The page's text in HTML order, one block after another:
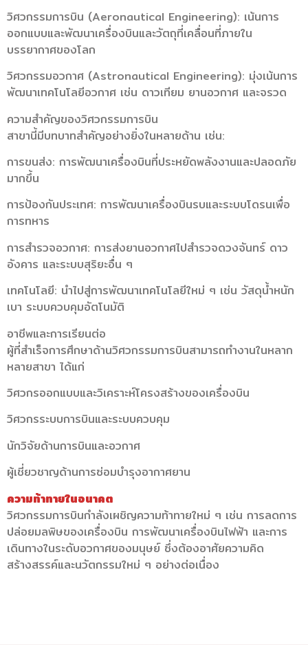
วิศวกรรมการบิน (Aeronautical Engineering): เน้นการ
ออกแบบและพัฒนาเครื่องบินและวัตถุที่เคลื่อนที่ภายใน
บรรยากาศของโลก
วิศวกรรมอวกาศ (Astronautical Engineering): มุ่งเน้นการ
พัฒนาเทคโนโลยีอวกาศ เช่น ดาวเทียม ยานอวกาศ และจรวด
ความสำคัญของวิศวกรรมการบิน
สาขานี้มีบทบาทสำคัญอย่างยิ่งในหลายด้าน เช่น:
การขนส่ง: การพัฒนาเครื่องบินที่ประหยัดพลังงานและปลอดภัย
มากขึ้น
การป้องกันประเทศ: การพัฒนาเครื่องบินรบและระบบโดรนเพื่อ
การทหาร
การสำรวจอวกาศ: การส่งยานอวกาศไปสำรวจดวงจันทร์ ดาว
อังคาร และระบบสุริยะอื่น ๆ
เทคโนโลยี: นำไปสู่การพัฒนาเทคโนโลยีใหม่ ๆ เช่น วัสดุน้ำหนัก
เบา ระบบควบคุมอัตโนมัติ
อาชีพและการเรียนต่อ
ผู้ที่สำเร็จการศึกษาด้านวิศวกรรมการบินสามารถทำงานในหลาก
หลายสาขา ได้แก่
วิศวกรออกแบบและวิเคราะห์โครงสร้างของเครื่องบิน
วิศวกรระบบการบินและระบบควบคุม
นักวิจัยด้านการบินและอวกาศ
ผู้เชี่ยวชาญด้านการซ่อมบำรุงอากาศยาน
ความท้าทายในอนาคต
วิศวกรรมการบินกำลังเผชิญความท้าทายใหม่ ๆ เช่น การลดการ
ปล่อยมลพิษของเครื่องบิน การพัฒนาเครื่องบินไฟฟ้า และการ
เดินทางในระดับอวกาศของมนุษย์ ซึ่งต้องอาศัยความคิด
สร้างสรรค์และนวัตกรรมใหม่ ๆ อย่างต่อเนื่อง